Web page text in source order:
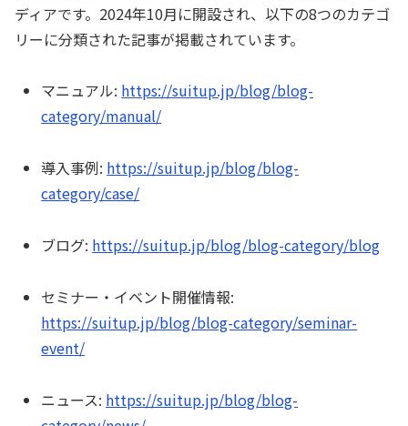
ディアです。2024年10月に開設され、以下の8つのカテゴ
リーに分類された記事が掲載されています。
マニュアル: https://suitup.jp/blog/blog-
category/manual/
導入事例: https://suitup.jp/blog/blog-
category/case/
ブログ: https://suitup.jp/blog/blog-category/blog
セミナー・イベント開催情報:
https://suitup.jp/blog/blog-category/seminar-
event/
ニュース: https://suitup.jp/blog/blog-